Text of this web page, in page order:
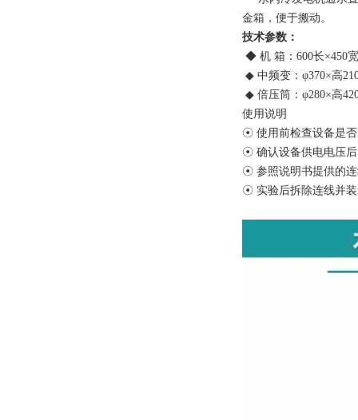
金箱，便于搬动。
技术参数：
◆ 机 箱：600长×450
◆ 中频变：φ370×高
◆ 倍压筒：φ280×高
使用说明
☉ 使用前检查设备是
☉ 确认设备供电电压
☉ 参照说明书提供的
☉ 实验后拆除连线并